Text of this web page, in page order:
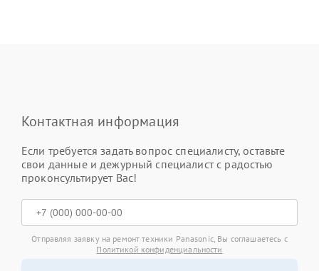
Контактная информация
Если требуется задать вопрос специалисту, оставьте
свои данные и дежурный специалист с радостью
проконсультирует Вас!
Отправляя заявку на ремонт техники Panasonic, Вы соглашаетесь с
Политикой конфиденциальности